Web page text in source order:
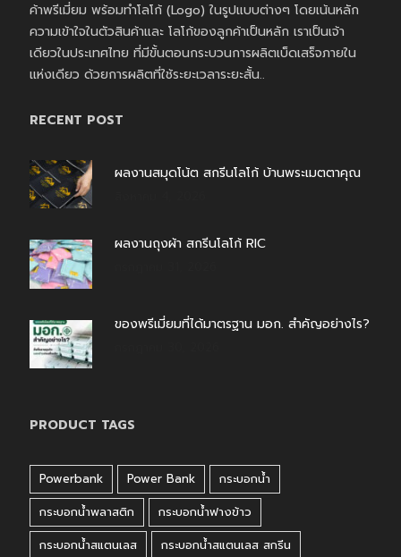
ค้าพรีเมี่ยม พร้อมทำโลโก้ (Logo) ในรูปแบบต่างๆ โดยเน้นหลัก
ความเข้าใจในตัวสินค้าและ โลโก้ของลูกค้าเป็นหลัก เราเป็นเจ้า
เดียวในประเทศไทย ที่มีขั้นตอนกระบวนการผลิตเบ็ดเสร็จภายใน
แห่งเดียว ด้วยการผลิตที่ใช้ระยะเวลาระยะสั้น..
RECENT POST
ผลงานสมุดโน้ต สกรีนโลโก้ บ้านพระเมตตาคุณ
ผลงานถุงผ้า สกรีนโลโก้ RIC
ของพรีเมี่ยมที่ได้มาตรฐาน มอก. สำคัญอย่างไร?
PRODUCT TAGS
Powerbank Power Bank
กระบอกน้ำ
กระบอกน้ำพลาสติก
กระบอกน้ำฟางข้าว
กระบอกน้ำสแตนเลส
กระบอกน้ำสแตนเลส สกรีน